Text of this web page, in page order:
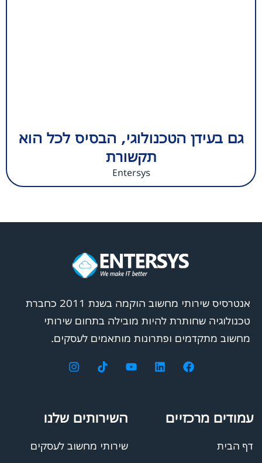
גם בעידן הטכנולוגי, הבסיס לכל הוא
תקשורת
Entersys
אנטרסיס שירותי מחשוב הוקמה בשנת 2011 כחברת
טכנולוגיה שחותרת להיות מובילה בתחום שירותי
מחשוב מתקדמים ופתרונות מותאמים לעסקים.
עמודים מרכזיים
דף הבית
השירותים שלנו
שירותי מחשוב לעסקים